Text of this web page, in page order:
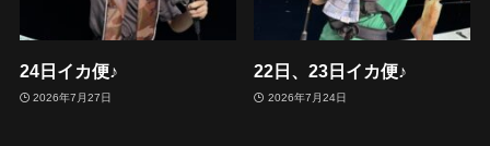
24日イカ便♪
2026年7月27日
22日、23日イカ便♪
2026年7月24日